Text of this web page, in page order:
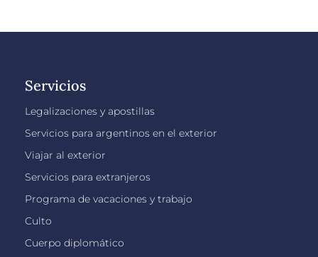
Servicios
Legalizaciones y apostillas
Servicios para argentinos en el exterior
Viajar al exterior
Servicios para extranjeros
Programa de vacaciones y trabajo
Culto
Cuerpo diplomático